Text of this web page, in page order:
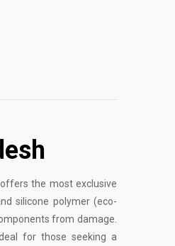
the most exclusive
silicone polymer (eco-
from damage.
for those seeking a